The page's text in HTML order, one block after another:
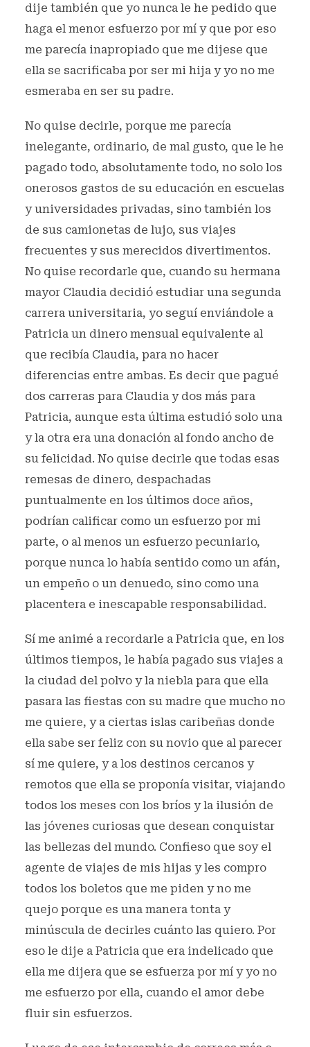
dije también que yo nunca le he pedido que
haga el menor esfuerzo por mí y que por eso
me parecía inapropiado que me dijese que
ella se sacrificaba por ser mi hija y yo no me
esmeraba en ser su padre.
No quise decirle, porque me parecía
inelegante, ordinario, de mal gusto, que le he
pagado todo, absolutamente todo, no solo los
onerosos gastos de su educación en escuelas
y universidades privadas, sino también los
de sus camionetas de lujo, sus viajes
frecuentes y sus merecidos divertimentos.
No quise recordarle que, cuando su hermana
mayor Claudia decidió estudiar una segunda
carrera universitaria, yo seguí enviándole a
Patricia un dinero mensual equivalente al
que recibía Claudia, para no hacer
diferencias entre ambas. Es decir que pagué
dos carreras para Claudia y dos más para
Patricia, aunque esta última estudió solo una
y la otra era una donación al fondo ancho de
su felicidad. No quise decirle que todas esas
remesas de dinero, despachadas
puntualmente en los últimos doce años,
podrían calificar como un esfuerzo por mi
parte, o al menos un esfuerzo pecuniario,
porque nunca lo había sentido como un afán,
un empeño o un denuedo, sino como una
placentera e inescapable responsabilidad.
Sí me animé a recordarle a Patricia que, en los
últimos tiempos, le había pagado sus viajes a
la ciudad del polvo y la niebla para que ella
pasara las fiestas con su madre que mucho no
me quiere, y a ciertas islas caribeñas donde
ella sabe ser feliz con su novio que al parecer
sí me quiere, y a los destinos cercanos y
remotos que ella se proponía visitar, viajando
todos los meses con los bríos y la ilusión de
las jóvenes curiosas que desean conquistar
las bellezas del mundo. Confieso que soy el
agente de viajes de mis hijas y les compro
todos los boletos que me piden y no me
quejo porque es una manera tonta y
minúscula de decirles cuánto las quiero. Por
eso le dije a Patricia que era indelicado que
ella me dijera que se esfuerza por mí y yo no
me esfuerzo por ella, cuando el amor debe
fluir sin esfuerzos.